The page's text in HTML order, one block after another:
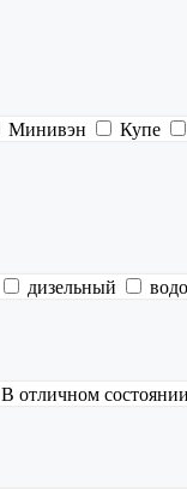
Минивэн Купе
дизельный
В отличном состоянии